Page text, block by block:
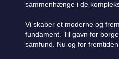
sammenhænge i de
Vi skaber et moderne og
fundament. Til gavn for
samfund. Nu og for